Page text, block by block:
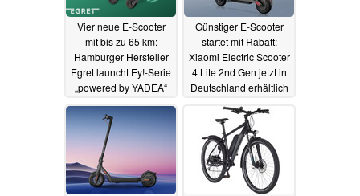
Vier neue E-Scooter
mit bis zu 65 km:
Hamburger Hersteller
Egret launcht Ey!-Serie
„powered by YADEA“
01.06.2024
Günstiger E-Scooter
startet mit Rabatt:
Xiaomi Electric Scooter
4 Lite 2nd Gen jetzt in
Deutschland erhältlich
13.05.2024